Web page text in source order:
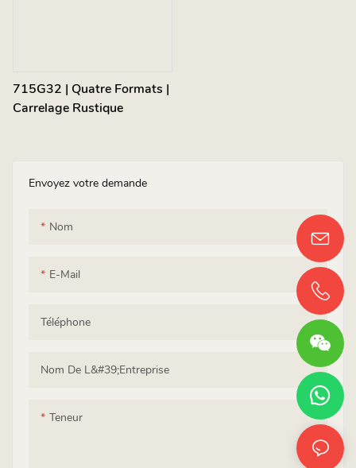
Envoyez votre demande
Nom
E-Mail
Téléphone
Nom De L&#39;entreprise
Teneur
715G32 | Quatre Formats |
Carrelage Rustique